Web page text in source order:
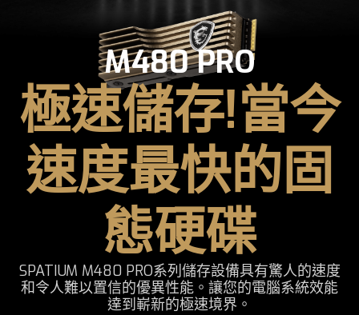
M480 PRO
極速儲存!當今
速度最快的固
態硬碟
SPATIUM M480 PRO系列儲存設備具有驚人的速度
和令人難以置信的優異性能。讓您的電腦系統效能
達到嶄新的極速境界。